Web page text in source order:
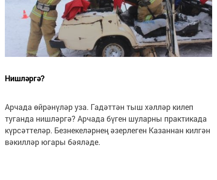
Нишләргә?
Арчада өйрәнүләр уза. Гадәттән тыш хәлләр килеп
туганда нишләргә? Арчада бүген шуларны практикада
күрсәттеләр. Безнекеләрнең әзерлеген Казаннан килгән
вәкилләр югары бәяләде.